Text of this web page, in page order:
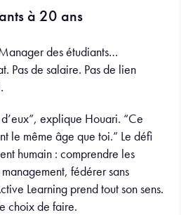
à 20 ans
des étudiants…
Pas de salaire. Pas de lien
explique Houari. “Ce
le même âge que toi.” Le défi
humain : comprendre les
fédérer sans
Learning prend tout son sens.
choix de faire.